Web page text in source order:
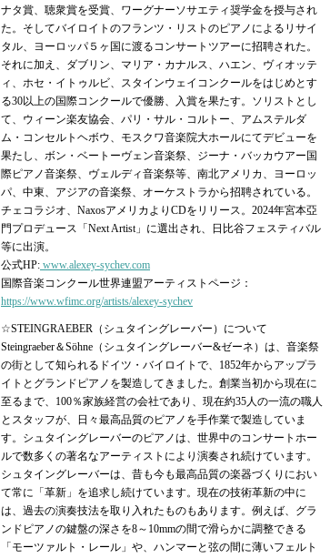
ナタ賞、聴衆賞を受賞、ワーグナーソサエティ奨学金を授与され
た。そしてバイロイトのフランツ・リストのピアノによるリサイ
タル、ヨーロッパ５ヶ国に渡るコンサートツアーに招聘された。
それに加え、ダブリン、マリア・カナルス、ハエン、ヴィオッテ
ィ、ホセ・イトゥルビ、スタインウェイコンクールをはじめとす
る30以上の国際コンクールで優勝、入賞を果たす。ソリストとし
て、ウィーン楽友協会、パリ・サル・コルトー、アムステルダ
ム・コンセルトヘボウ、モスクワ音楽院大ホールにてデビューを
果たし、ボン・ベートーヴェン音楽祭、ジーナ・バッカウアー国
際ピアノ音楽祭、ヴェルディ音楽祭等、南北アメリカ、ヨーロッ
パ、中東、アジアの音楽祭、オーケストラから招聘されている。
チェコラジオ、NaxosアメリカよりCDをリリース。2024年宮本亞
門プロデュース「Next Artist」に選出され、日比谷フェスティバル
等に出演。
公式HP: www.alexey-sychev.com
国際音楽コンクール世界連盟アーティストページ：
https://www.wfimc.org/artists/alexey-sychev
☆STEINGRAEBER（シュタイングレーバー）について
Steingraeber＆Söhne（シュタイングレーバー&ゼーネ）は、音楽祭
の街として知られるドイツ・バイロイトで、1852年からアップラ
イトとグランドピアノを製造してきました。創業当初から現在に
至るまで、100％家族経営の会社であり、現在約35人の一流の職人
とスタッフが、日々最高品質のピアノを手作業で製造していま
す。シュタイングレーバーのピアノは、世界中のコンサートホー
ルで数多くの著名なアーティストにより演奏され続けています。
シュタイングレーバーは、昔も今も最高品質の楽器づくりにおい
て常に「革新」を追求し続けています。現在の技術革新の中に
は、過去の演奏技法を取り入れたものもあります。例えば、グラ
ンドピアノの鍵盤の深さを8～10mmの間で滑らかに調整できる
「モーツァルト・レール」や、ハンマーと弦の間に薄いフェルト